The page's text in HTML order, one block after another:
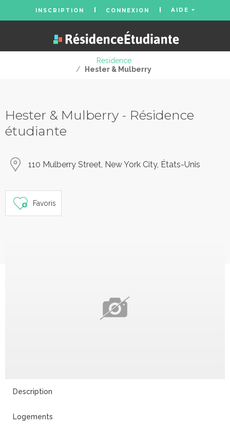
INSCRIPTION CONNEXION AIDE
Residence
/
Hester & Mulberry
Hester & Mulberry - Résidence
étudiante
110 Mulberry Street, New York City, États-Unis
Favoris
Description
Logements